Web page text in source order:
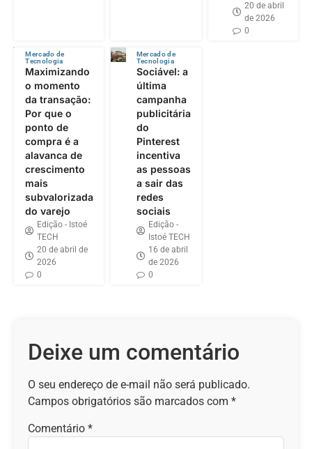
20 de abril
de 2026
0
Mercado de
Tecnologia
Maximizando
o momento
da transação:
Por que o
ponto de
compra é a
alavanca de
crescimento
mais
subvalorizada
do varejo
Edição - Istoé
TECH
20 de abril de
2026
0
Mercado de
Tecnologia
Sociável: a
última
campanha
publicitária
do
Pinterest
incentiva
as pessoas
a sair das
redes
sociais
Edição -
Istoé TECH
16 de abril
de 2026
0
Deixe um comentário
O seu endereço de e-mail não será publicado.
Campos obrigatórios são marcados com *
Comentário *